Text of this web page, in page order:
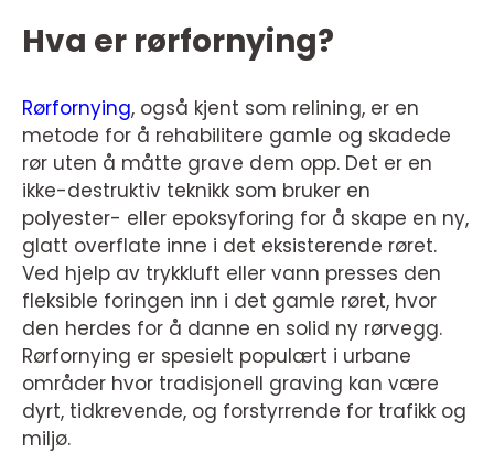
Hva er rørfornying?
Rørfornying, også kjent som relining, er en
metode for å rehabilitere gamle og skadede
rør uten å måtte grave dem opp. Det er en
ikke-destruktiv teknikk som bruker en
polyester- eller epoksyforing for å skape en ny,
glatt overflate inne i det eksisterende røret.
Ved hjelp av trykkluft eller vann presses den
fleksible foringen inn i det gamle røret, hvor
den herdes for å danne en solid ny rørvegg.
Rørfornying er spesielt populært i urbane
områder hvor tradisjonell graving kan være
dyrt, tidkrevende, og forstyrrende for trafikk og
miljø.